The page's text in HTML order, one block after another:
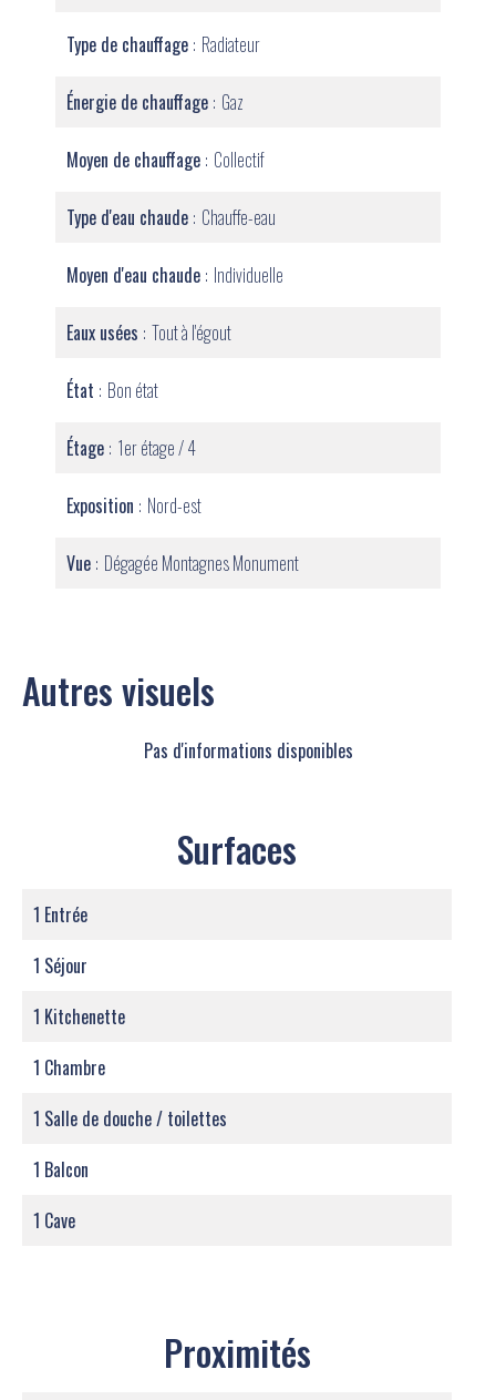
Type de chauffage Radiateur
Énergie de chauffage Gaz
Moyen de chauffage Collectif
Type d'eau chaude Chauffe-eau
Moyen d'eau chaude Individuelle
Eaux usées Tout à l'égout
État Bon état
Étage 1er étage / 4
Exposition Nord-est
Vue Dégagée Montagnes Monument
Autres visuels
Pas d'informations disponibles
Surfaces
1 Entrée
1 Séjour
1 Kitchenette
1 Chambre
1 Salle de douche / toilettes
1 Balcon
1 Cave
Proximités